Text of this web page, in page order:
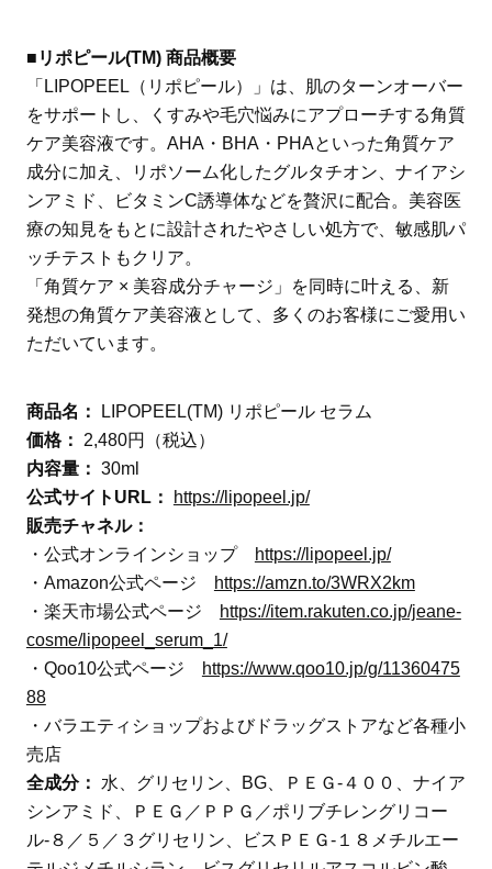
■リポピール(TM)︎ 商品概要
「LIPOPEEL（リポピール）」は、肌のターンオーバー
をサポートし、くすみや毛穴悩みにアプローチする角質
ケア美容液です。AHA・BHA・PHAといった角質ケア
成分に加え、リポソーム化したグルタチオン、ナイアシ
ンアミド、ビタミンC誘導体などを贅沢に配合。美容医
療の知見をもとに設計されたやさしい処方で、敏感肌パ
ッチテストもクリア。
「角質ケア × 美容成分チャージ」を同時に叶える、新
発想の角質ケア美容液として、多くのお客様にご愛用い
ただいています。
商品名：
LIPOPEEL(TM) リポピール セラム
価格： 2,480円（税込）
内容量： 30ml
公式サイトURL：
https://lipopeel.jp/
販売チャネル：
・公式オンラインショップ
https://lipopeel.jp/
・Amazon公式ページ
https://amzn.to/3WRX2km
・楽天市場公式ページ
https://item.rakuten.co.jp/jeane-
cosme/lipopeel_serum_1/
・Qoo10公式ページ
https://www.qoo10.jp/g/11360475
88
・バラエティショップおよびドラッグストアなど各種小
売店
全成分： 水、グリセリン、BG、ＰＥＧ-４００、ナイア
シンアミド、ＰＥＧ／ＰＰＧ／ポリブチレングリコー
ル-８／５／３グリセリン、ビスＰＥＧ-１８メチルエー